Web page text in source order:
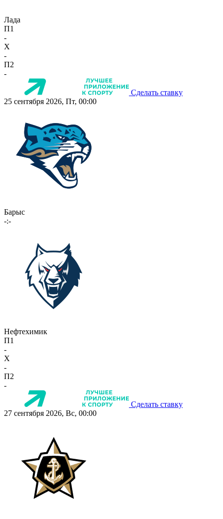
Лада
П1
-
X
-
П2
-
Сделать ставку
25 сентября 2026, Пт, 00:00
Барыс
-:-
Нефтехимик
П1
-
X
-
П2
-
Сделать ставку
27 сентября 2026, Вс, 00:00